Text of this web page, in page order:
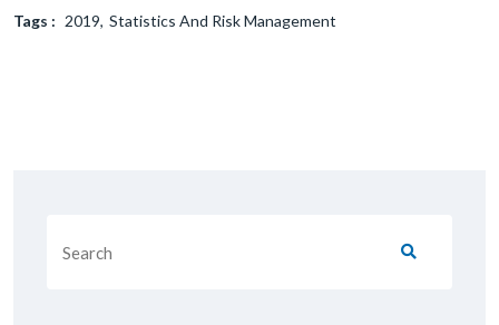
Tags : 2019 Statistics And Risk Management